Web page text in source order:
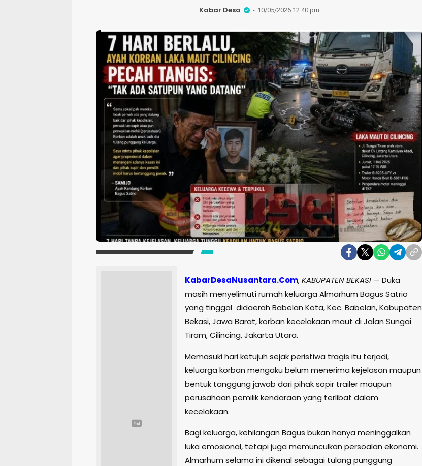
Kabar Desa 10/05/2026 12:40 pm
KabarDesaNusantara.Com,KABUPATEN BEKASI — Duka
masih menyelimuti rumah keluarga Almarhum Bagus Satrio
yang tinggal didaerah Babelan Kota, Kec. Babelan, Kabupaten
Bekasi, Jawa Barat, korban kecelakaan maut di Jalan Sungai
Tiram, Cilincing, Jakarta Utara.
Memasuki hari ketujuh sejak peristiwa tragis itu terjadi,
keluarga korban mengaku belum menerima kejelasan maupun
bentuk tanggung jawab dari pihak sopir trailer maupun
perusahaan pemilik kendaraan yang terlibat dalam
kecelakaan.
Bagi keluarga, kehilangan Bagus bukan hanya meninggalkan
luka emosional, tetapi juga memunculkan persoalan ekonomi.
Almarhum selama ini dikenal sebagai tulang punggung